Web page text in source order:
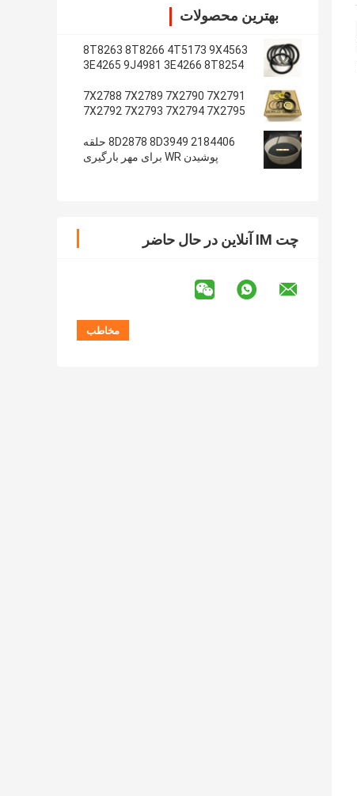
بهترین محصولات
8T8263 8T8266 4T5173 9X4563
3E4265 9J4981 3E4266 8T8254
7X2788 7X2789 7X2790 7X2791
7X2792 7X2793 7X2794 7X2795
2184406 8D2878 8D3949 حلقه
پوشیدن WR برای مهر بارگیری
چت IM آنلاین در حال حاضر